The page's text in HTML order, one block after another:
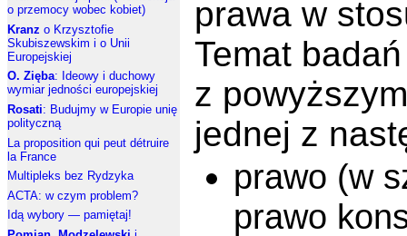
o przemocy wobec kobiet)
Kranz o Krzysztofie
Skubiszewskim i o Unii
Europejskiej
O. Zięba: Ideowy i duchowy
wymiar jedności europejskiej
Rosati: Budujmy w Europie unię
polityczną
La proposition qui peut détruire
la France
Multipleks bez Rydzyka
ACTA: w czym problem?
Idą wybory — pamiętaj!
prawa w
Temat
z
jednej z
prawo (w
prawo